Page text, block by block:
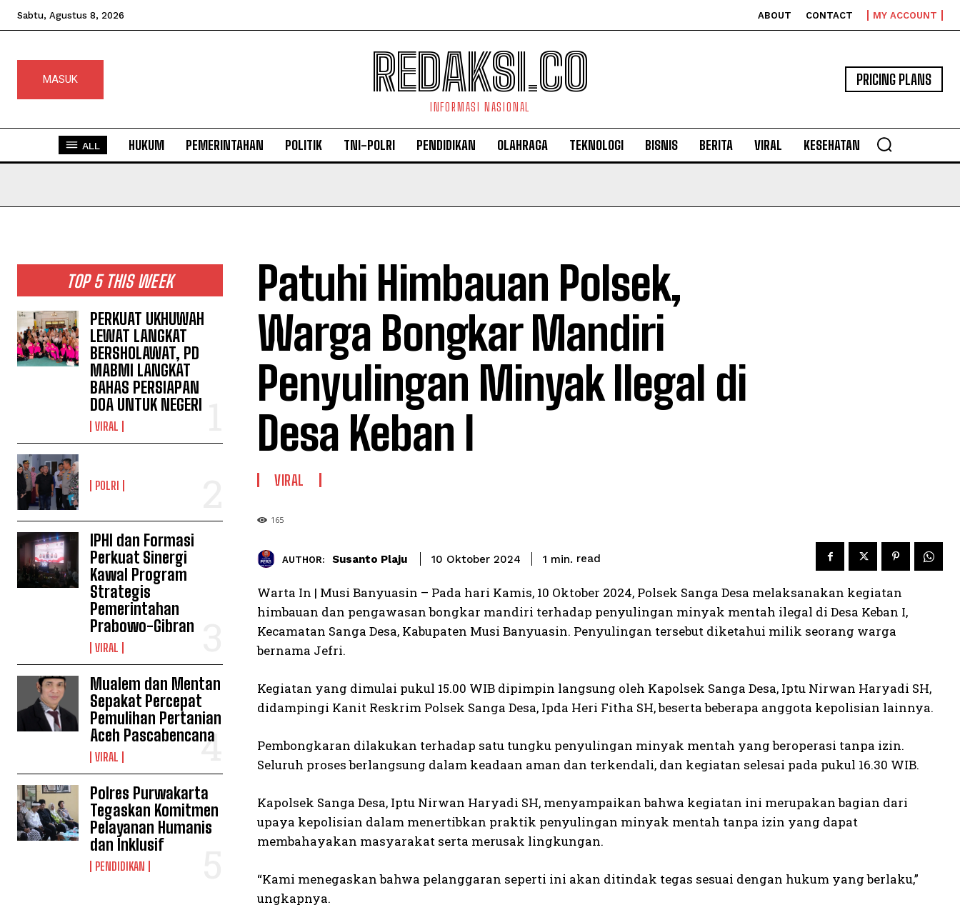
Sabtu, Agustus 8, 2026 ABOUT CONTACT MY ACCOUNT
MASUK REDAKSI.CO
INFORMASI NASIONAL
PRICING PLANS
ALL HUKUM PEMERINTAHAN POLITIK TNI-POLRI PENDIDIKAN OLAHRAGA TEKNOLOGI BISNIS BERITA VIRAL KESEHATAN
TOP 5 THIS WEEK
PERKUAT UKHUWAH
LEWAT LANGKAT
BERSHOLAWAT, PD
MABMI LANGKAT
BAHAS PERSIAPAN
DOA UNTUK NEGERI
VIRAL
POLRI
IPHI dan Formasi
Perkuat Sinergi
Kawal Program
Strategis
Pemerintahan
Prabowo-Gibran
VIRAL
Mualem dan Mentan
Sepakat Percepat
Pemulihan Pertanian
Aceh Pascabencana
VIRAL
Polres Purwakarta
Tegaskan Komitmen
Pelayanan Humanis
dan Inklusif
PENDIDIKAN
Patuhi Himbauan Polsek,
Warga Bongkar Mandiri
Penyulingan Minyak Ilegal di
Desa Keban I
VIRAL
165
AUTHOR: Susanto Plaju 10 Oktober 2024 1 min. read
Warta In | Musi Banyuasin – Pada hari Kamis, 10 Oktober 2024, Polsek Sanga Desa melaksanakan kegiatan
himbauan dan pengawasan bongkar mandiri terhadap penyulingan minyak mentah ilegal di Desa Keban I,
Kecamatan Sanga Desa, Kabupaten Musi Banyuasin. Penyulingan tersebut diketahui milik seorang warga
bernama Jefri.
Kegiatan yang dimulai pukul 15.00 WIB dipimpin langsung oleh Kapolsek Sanga Desa, Iptu Nirwan Haryadi SH,
didampingi Kanit Reskrim Polsek Sanga Desa, Ipda Heri Fitha SH, beserta beberapa anggota kepolisian lainnya.
Pembongkaran dilakukan terhadap satu tungku penyulingan minyak mentah yang beroperasi tanpa izin.
Seluruh proses berlangsung dalam keadaan aman dan terkendali, dan kegiatan selesai pada pukul 16.30 WIB.
Kapolsek Sanga Desa, Iptu Nirwan Haryadi SH, menyampaikan bahwa kegiatan ini merupakan bagian dari
upaya kepolisian dalam menertibkan praktik penyulingan minyak mentah tanpa izin yang dapat
membahayakan masyarakat serta merusak lingkungan.
“Kami menegaskan bahwa pelanggaran seperti ini akan ditindak tegas sesuai dengan hukum yang berlaku,”
ungkapnya.